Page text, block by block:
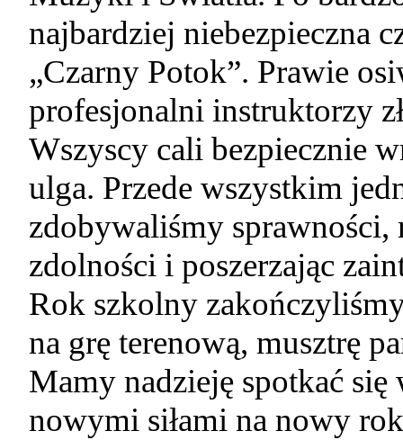
najbardziej niebezpieczna
„Czarny Potok”. Prawie
profesjonalni instruktorzy
Wszyscy cali bezpiecznie
ulga. Przede wszystkim
zdobywaliśmy sprawności,
zdolności i poszerzając
Rok szkolny
na grę terenową, musztrę
Mamy nadzieję spotkać
nowymi siłami na nowy